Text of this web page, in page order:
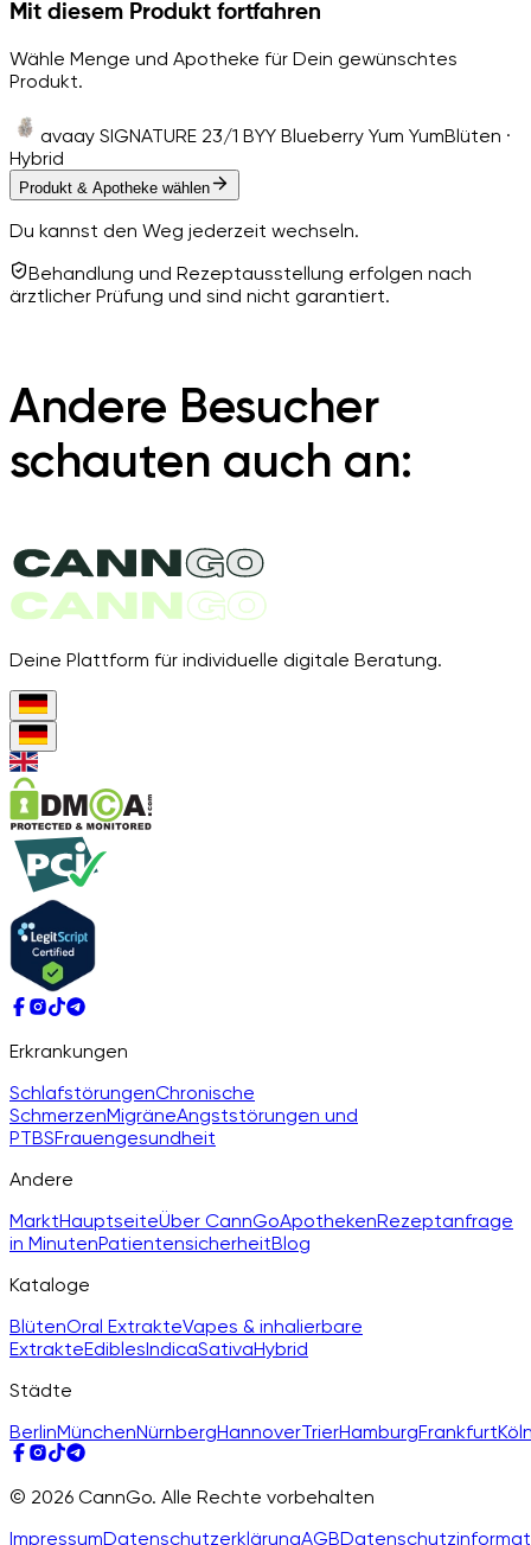
Mit diesem Produkt fortfahren
Wähle Menge und Apotheke für Dein gewünschtes
Produkt.
avaay SIGNATURE 23/1 BYY Blueberry Yum YumBlüten ·
Hybrid
Produkt & Apotheke wählen
Du kannst den Weg jederzeit wechseln.
Behandlung und Rezeptausstellung erfolgen nach
ärztlicher Prüfung und sind nicht garantiert.
Andere Besucher
schauten auch an:
Deine Plattform für individuelle digitale Beratung.
Erkrankungen
SchlafstörungenChronische
SchmerzenMigräneAngststörungen und
PTBSFrauengesundheit
Andere
MarktHauptseiteÜber CannGoApothekenRezeptanfrage
in MinutenPatientensicherheitBlog
Kataloge
BlütenOral ExtrakteVapes & inhalierbare
ExtrakteEdiblesIndicaSativaHybrid
Städte
BerlinMünchenNürnbergHannoverTrierHamburgFrankfurt
© 2026 CannGo. Alle Rechte vorbehalten
ImpressumDatenschutzerklärungAGB